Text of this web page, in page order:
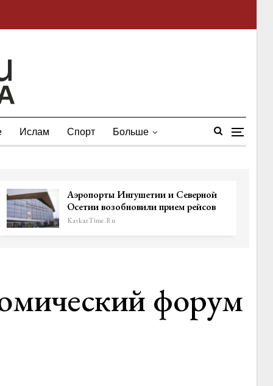
Ислам Спорт Больше
Аэропорты Ингушетии и Северной
Осетии возобновили прием рейсов
KavkazTime.ru
форум